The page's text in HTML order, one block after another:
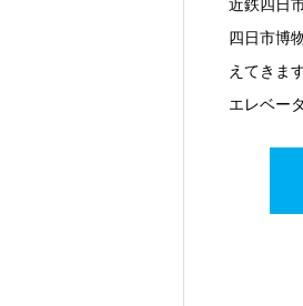
近鉄四日
四日市博
えてきます
エレベー